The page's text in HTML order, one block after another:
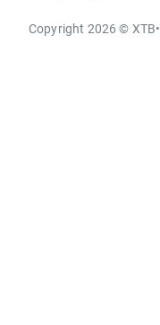
Copyright 2026 © XTB•